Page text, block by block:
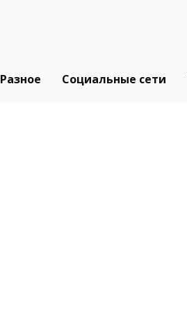
Разное Социальные сети